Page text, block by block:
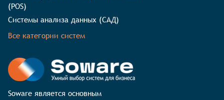
(POS)
Системы анализа данных (САД)
Все категории систем
Soware является основным